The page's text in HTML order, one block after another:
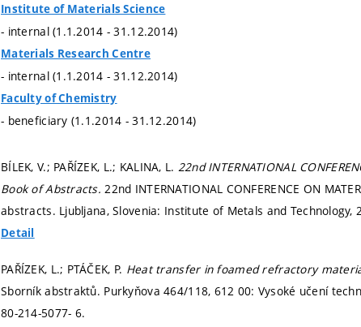
Institute of Materials Science
- internal (1.1.2014 - 31.12.2014)
Materials Research Centre
- internal (1.1.2014 - 31.12.2014)
Faculty of Chemistry
- beneficiary (1.1.2014 - 31.12.2014)
BÍLEK, V.; PAŘÍZEK, L.; KALINA, L. 22nd INTERNATIONAL
Book of Abstracts. 22nd INTERNATIONAL CONFERENCE ON
abstracts. Ljubljana, Slovenia: Institute of Metals and Technology,
Detail
PAŘÍZEK, L.; PTÁČEK, P. Heat transfer in foamed refractory
Sborník abstraktů. Purkyňova 464/118, 612 00: Vysoké učení
80-214-5077- 6.